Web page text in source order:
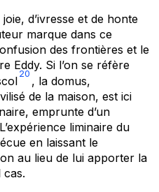
d’ivresse et de honte
marque dans ce
des frontières et le
Eddy. Si l’on se réfère
20
, la domus,
de la maison, est ici
emprunte d’un
liminaire du
en laissant le
au lieu de lui apporter la
cas.